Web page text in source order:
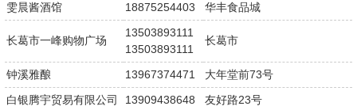
雯晨酱酒馆 18875254403 华丰食品城
长葛市一峰购物广场
13503893111
13503893111
长葛市
钟溪雅酿 13967374471
大年堂前73号
白银腾宇贸易有限公司
13909438648 友好路23号